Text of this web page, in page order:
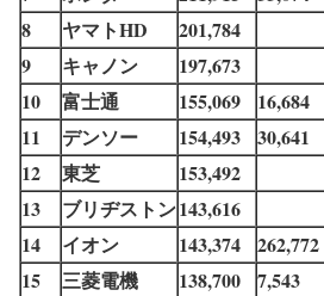
8
ヤマトHD
201,784
9
キャノン
197,673
10
富士通 155,069
16,684
11
デンソー 154,493
30,641
12
東芝
153,492
13
ブリヂストン143,616
14
イオン 143,374
262,772
15
三菱電機 138,700
7,543